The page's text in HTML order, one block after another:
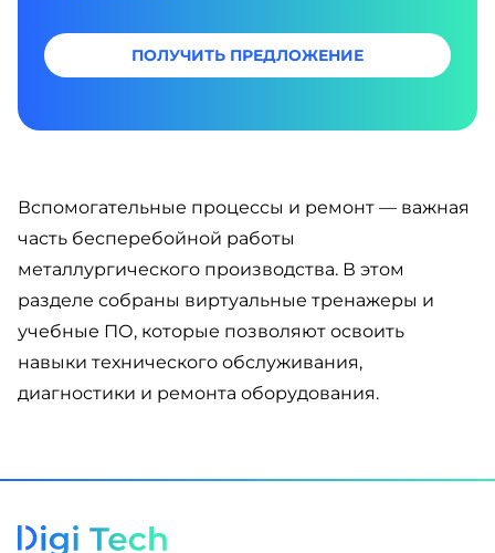
ПОЛУЧИТЬ ПРЕДЛОЖЕНИЕ
Вспомогательные процессы и ремонт — важная
часть бесперебойной работы
металлургического производства. В этом
разделе собраны виртуальные тренажеры и
учебные ПО, которые позволяют освоить
навыки технического обслуживания,
диагностики и ремонта оборудования.